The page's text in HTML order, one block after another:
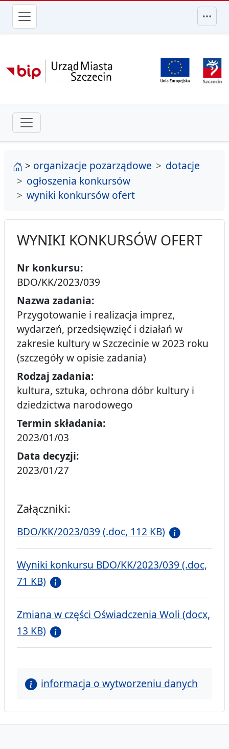
przejdź do głównego menu
strona główna
> organizacje pozarządowe
dotacje
ogłoszenia konkursów
wyniki konkursów ofert
WYNIKI KONKURSÓW OFERT
Nr konkursu:
BDO/KK/2023/039
Nazwa zadania:
Przygotowanie i realizacja imprez,
wydarzeń, przedsięwzięć i działań w
zakresie kultury w Szczecinie w 2023 roku
(szczegóły w opisie zadania)
Rodzaj zadania:
kultura, sztuka, ochrona dóbr kultury i
dziedzictwa narodowego
Termin składania:
2023/01/03
Data decyzji:
2023/01/27
Załączniki:
BDO/KK/2023/039 (.doc, 112 KB)
Wyniki konkursu BDO/KK/2023/039 (.doc,
71 KB)
Zmiana w części Oświadczenia Woli (docx,
13 KB)
informacja o wytworzeniu danych